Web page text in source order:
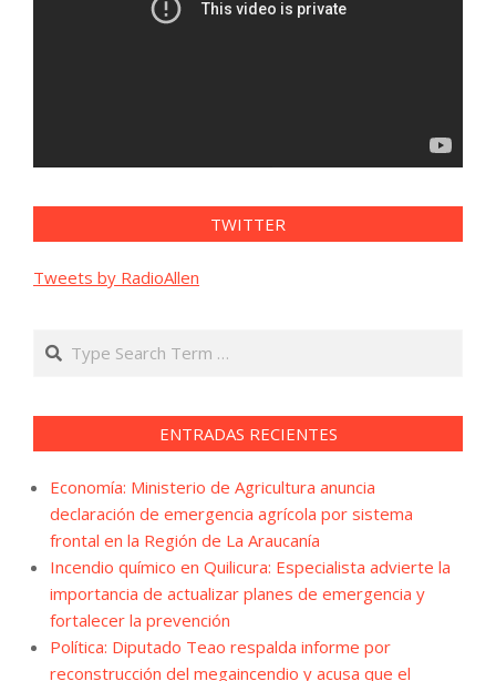
TWITTER
Tweets by RadioAllen
Search
ENTRADAS RECIENTES
Economía: Ministerio de Agricultura anuncia
declaración de emergencia agrícola por sistema
frontal en la Región de La Araucanía
Incendio químico en Quilicura: Especialista advierte la
importancia de actualizar planes de emergencia y
fortalecer la prevención
Política: Diputado Teao respalda informe por
reconstrucción del megaincendio y acusa que el